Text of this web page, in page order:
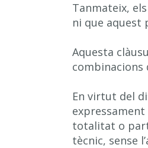
Tanmateix,
ni que aquest
Aquesta
combinacions
En virtut del
totalitat o part
tècnic, sense